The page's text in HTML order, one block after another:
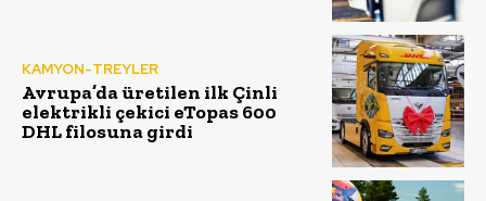
KAMYON-TREYLER
Avrupa’da üretilen ilk Çinli
elektrikli çekici eTopas 600
DHL filosuna girdi